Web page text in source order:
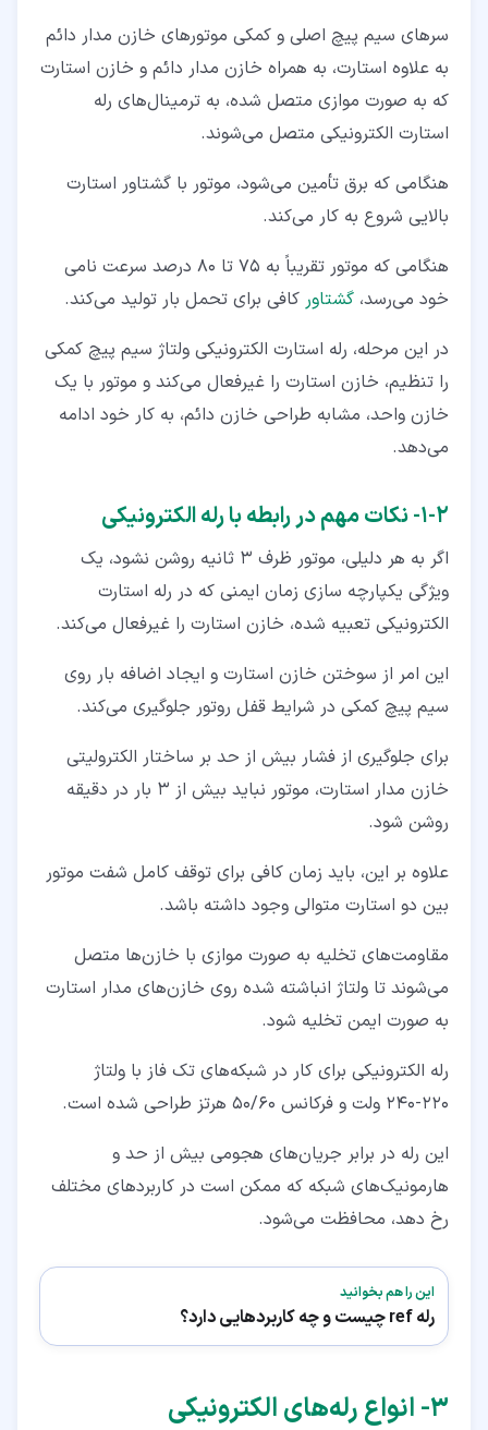
سرهای سیم‌ پیچ اصلی و کمکی موتورهای خازن مدار دائم
به علاوه استارت، به همراه خازن مدار دائم و خازن استارت
که به صورت موازی متصل شده، به ترمینال‌های رله
استارت الکترونیکی متصل می‌شوند.
هنگامی که برق تأمین می‌شود، موتور با گشتاور استارت
بالایی شروع به کار می‌کند.
هنگامی که موتور تقریباً به 75 تا 80 درصد سرعت نامی
خود می‌رسد، گشتاور کافی برای تحمل بار تولید می‌کند.
در این مرحله، رله استارت الکترونیکی ولتاژ سیم ‌پیچ کمکی
را تنظیم، خازن استارت را غیرفعال می‌کند و موتور با یک
خازن واحد، مشابه طراحی خازن دائم، به کار خود ادامه
می‌دهد.
۲‏-‏۱‏- نکات مهم در رابطه با رله الکترونیکی
اگر به هر دلیلی، موتور ظرف 3 ثانیه روشن نشود، یک
ویژگی یکپارچه‌ سازی زمان ایمنی که در رله استارت
الکترونیکی تعبیه شده، خازن استارت را غیرفعال می‌کند.
این امر از سوختن خازن استارت و ایجاد اضافه بار روی
سیم‌ پیچ کمکی در شرایط قفل روتور جلوگیری می‌کند.
برای جلوگیری از فشار بیش از حد بر ساختار الکترولیتی
خازن مدار استارت، موتور نباید بیش از 3 بار در دقیقه
روشن شود.
علاوه بر این، باید زمان کافی برای توقف کامل شفت موتور
بین دو استارت متوالی وجود داشته باشد.
مقاومت‌های تخلیه به صورت موازی با خازن‌ها متصل
می‌شوند تا ولتاژ انباشته شده روی خازن‌های مدار استارت
به صورت ایمن تخلیه شود.
رله الکترونیکی برای کار در شبکه‌های تک فاز با ولتاژ
۲۲۰-۲۴۰ ولت و فرکانس ۵۰/۶۰ هرتز طراحی شده است.
این رله در برابر جریان‌های هجومی بیش از حد و
هارمونیک‌های شبکه که ممکن است در کاربردهای مختلف
رخ دهد، محافظت می‌شود.
این را هم بخوانید
رله ref چیست و چه کاربردهایی دارد؟
۳‏- انواع رله‌های الکترونیکی